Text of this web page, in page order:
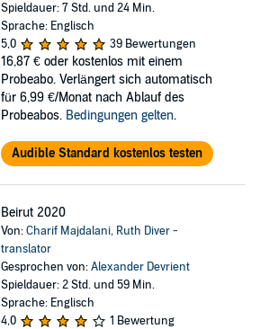
Spieldauer: 7 Std. und 24 Min.
Sprache: Englisch
5,0
39 Bewertungen
16,87 € oder kostenlos mit einem
Probeabo. Verlängert sich automatisch
für 6,99 €/Monat nach Ablauf des
Probeabos. Bedingungen gelten.
Audible Standard kostenlos testen
Beirut 2020
Von:Charif Majdalani, Ruth Diver -
translator
Gesprochen von:Alexander Devrient
Spieldauer: 2 Std. und 59 Min.
Sprache: Englisch
4,0
1 Bewertung